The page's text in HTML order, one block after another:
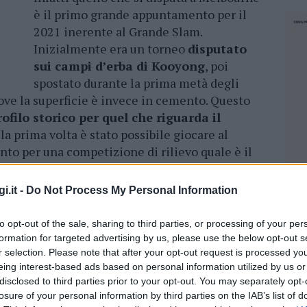
- Do Not Process My Personal Information
opt-out of the sale, sharing to third parties, or processing of your
for targeted advertising by us, please use the below opt-out
selection. Please note that after your opt-out request is processed
interest-based ads based on personal information utilized by us
to third parties prior to your opt-out. You may separately
of your personal information by third parties on the IAB’s list of
è il primo grande appuntamento per il
2021 inerente al Grande Slam.
Inizialmente era un torneo disputato
sui campi d’erba di Kooyong, poi
spostato durante la prima metà degli
la superficie è invece in cemento. Questo
storico per quel che riguarda il
prima volta è stato possibile giocare al
per una competizione di rilievo quale è il
Open, un torneo così importante e
più conta,
non è sempre stato
dell’anno.Proprio tra la fine degli anni
infatti disputata durante la parte finale
invece a essere disputato a gennaio,
durante il mese di febbraio.